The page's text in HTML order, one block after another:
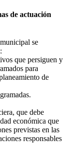
de actuación
se
que persiguen y
para
de
que debe
económica que
previstas en las
responsables